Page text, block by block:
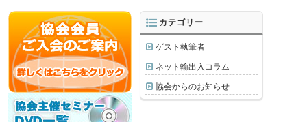
カテゴリー
ゲスト執筆者
ネット輸出入コラム
協会からのお知らせ